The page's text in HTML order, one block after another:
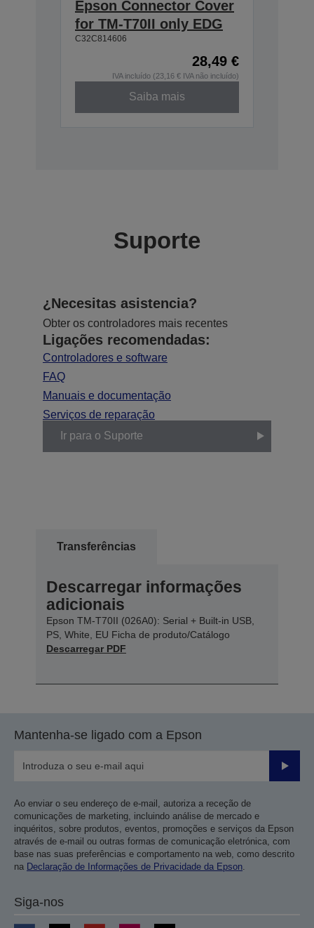
Epson Connector Cover
for TM-T70II only EDG
C32C814606
28,49 €
IVA incluído (23,16 € IVA não incluído)
Saiba mais
Suporte
¿Necesitas asistencia?
Obter os controladores mais recentes
Ligações recomendadas:
Controladores e software
FAQ
Manuais e documentação
Serviços de reparação
Ir para o Suporte
Transferências
Descarregar informações
adicionais
Epson TM-T70II (026A0): Serial + Built-in USB,
PS, White, EU Ficha de produto/Catálogo
Descarregar PDF
Mantenha-se ligado com a Epson
Enviar
Ao enviar o seu endereço de e-mail, autoriza a receção de
comunicações de marketing, incluindo análise de mercado e
inquéritos, sobre produtos, eventos, promoções e serviços da Epson
através de e-mail ou outras formas de comunicação eletrónica, com
base nas suas preferências e comportamento na web, como descrito
na Declaração de Informações de Privacidade da Epson.
Siga-nos